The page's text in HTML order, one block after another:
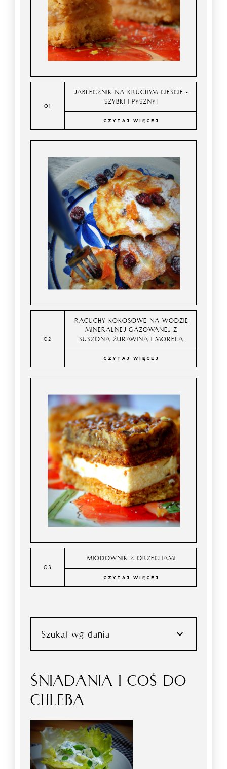
JABŁECZNIK NA KRUCHYM CIEŚCIE -
SZYBKI I PYSZNY!
CZYTAJ WIĘCEJ
RACUCHY KOKOSOWE NA WODZIE
MINERALNEJ GAZOWANEJ Z
SUSZONĄ ŻURAWINĄ I MORELĄ
CZYTAJ WIĘCEJ
MIODOWNIK Z ORZECHAMI
CZYTAJ WIĘCEJ
Szukaj wg dania
ŚNIADANIA I COŚ DO
CHLEBA